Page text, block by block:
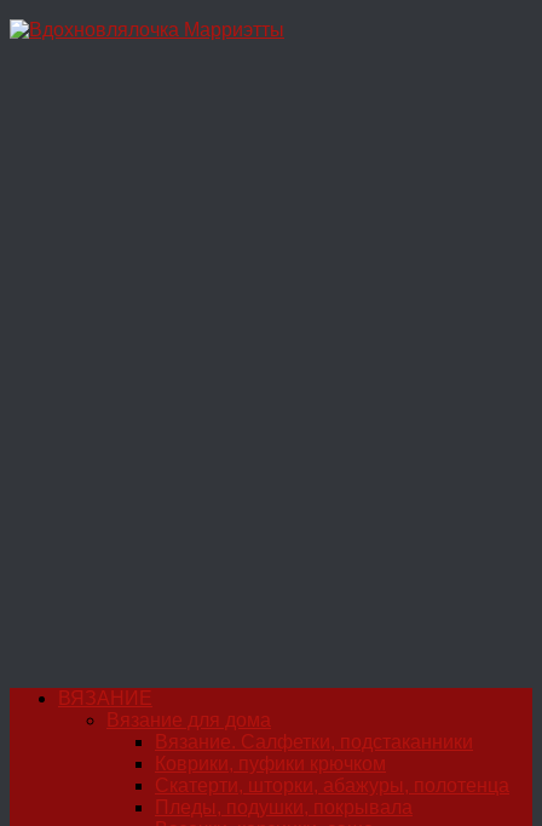
Перейти
ВЯЗАНИЕ
Вязание для дома
Вязание. Салфетки, подстаканники
Коврики, пуфики крючком
Скатерти, шторки, абажуры, полотенца
Пледы, подушки, покрывала